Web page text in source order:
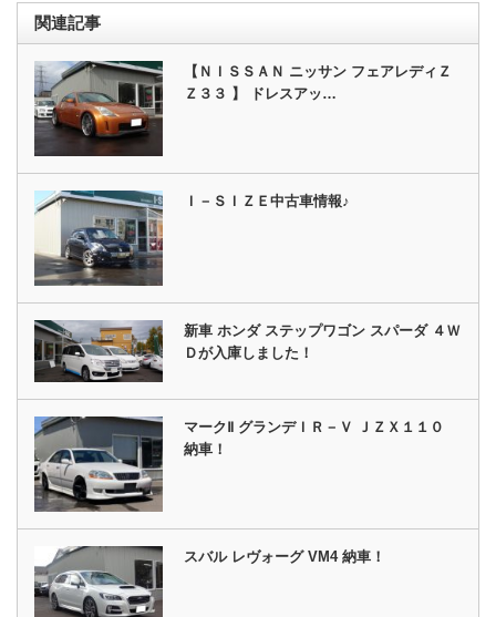
関連記事
【ＮＩＳＳＡＮ ニッサン フェアレディＺ
Ｚ３３ 】 ドレスアッ…
Ｉ－ＳＩＺＥ中古車情報♪
新車 ホンダ ステップワゴン スパーダ ４Ｗ
Ｄが入庫しました！
マークⅡ グランデＩＲ－Ｖ ＪＺＸ１１０
納車！
スバル レヴォーグ VM4 納車！